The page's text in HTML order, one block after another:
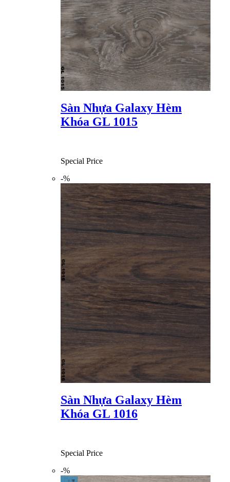
Sàn Nhựa Galaxy Hèm
Khóa GL 1015
Special Price
-%
Sàn Nhựa Galaxy Hèm
Khóa GL 1016
Special Price
-%